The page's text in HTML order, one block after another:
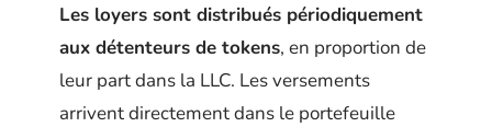
Les loyers sont distribués périodiquement
aux détenteurs de tokens, en proportion de
leur part dans la LLC. Les versements
arrivent directement dans le portefeuille